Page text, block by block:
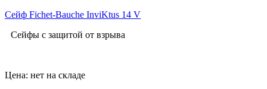
Сейф Fichet-Bauche InviKtus 14 V
Сейфы с защитой от взрыва
Цена: нет на складе